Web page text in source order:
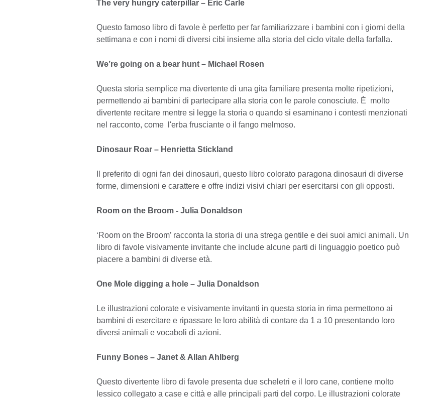
The very hungry caterpillar – Eric Carle
Questo famoso libro di favole è perfetto per far familiarizzare i bambini con i giorni della
settimana e con i nomi di diversi cibi insieme alla storia del ciclo vitale della farfalla.
We’re going on a bear hunt – Michael Rosen
Questa storia semplice ma divertente di una gita familiare presenta molte ripetizioni,
permettendo ai bambini di partecipare alla storia con le parole conosciute. È molto
divertente recitare mentre si legge la storia o quando si esaminano i contesti menzionati
nel racconto, come l'erba frusciante o il fango melmoso.
Dinosaur Roar – Henrietta Stickland
Il preferito di ogni fan dei dinosauri, questo libro colorato paragona dinosauri di diverse
forme, dimensioni e carattere e offre indizi visivi chiari per esercitarsi con gli opposti.
Room on the Broom - Julia Donaldson
‘Room on the Broom’ racconta la storia di una strega gentile e dei suoi amici animali. Un
libro di favole visivamente invitante che include alcune parti di linguaggio poetico può
piacere a bambini di diverse età.
One Mole digging a hole – Julia Donaldson
Le illustrazioni colorate e visivamente invitanti in questa storia in rima permettono ai
bambini di esercitare e ripassare le loro abilità di contare da 1 a 10 presentando loro
diversi animali e vocaboli di azioni.
Funny Bones – Janet & Allan Ahlberg
Questo divertente libro di favole presenta due scheletri e il loro cane, contiene molto
lessico collegato a case e città e alle principali parti del corpo. Le illustrazioni colorate